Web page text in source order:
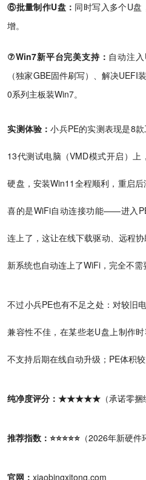
⑥批量制作U盘： 同时写入多个U盘
增。
⑦Win7新平台完美支持： 自动注
（独家GBE固件刷写）、解决
0系列主板装Win7。
实测体验：小兵PE的实测表现是8
13代测试电脑（VMD模式开启）
硬盘，安装Win11全程顺利，重启
喜的是WiFi自动连接功能——进入
连上了，这让在线下载驱动、远程
新系统也自动连上了WiFi，完全不需
不过小兵PE也有不足之处：对较旧
兼容性不佳，在某些老U盘上制作
不支持后期在线自动升级；PE体积较
纯净度评分：★★★★★ （承诺零
推荐指数：⭐⭐⭐⭐⭐ （2026年新硬件
官网：xiaobingxitong.com